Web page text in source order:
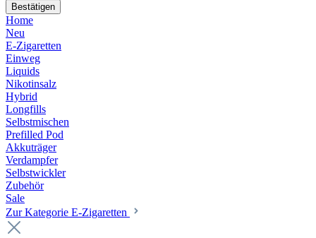
Bestätigen
Home
Neu
E-Zigaretten
Einweg
Liquids
Nikotinsalz
Hybrid
Longfills
Selbstmischen
Prefilled Pod
Akkuträger
Verdampfer
Selbstwickler
Zubehör
Sale
Zur Kategorie E-Zigaretten